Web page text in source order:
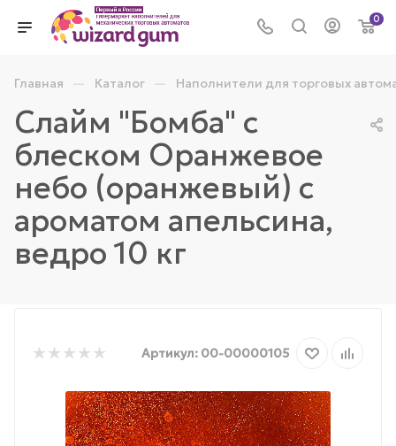
0
Главная — Каталог — Наполнители для торговых
Слайм "Бомба" с
блеском Оранжевое
небо (оранжевый) с
ароматом апельсина,
ведро 10 кг
Артикул: 00-00000105